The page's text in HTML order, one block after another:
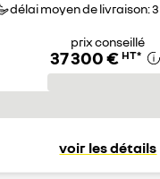
délai moyen de livraison:
prix conseillé
37 300 € HT*
voir les détails